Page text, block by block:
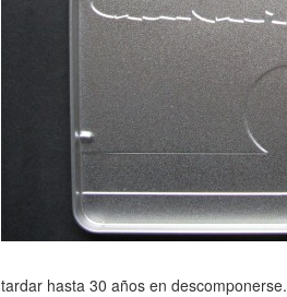
tardar hasta 30 años en descomponerse.